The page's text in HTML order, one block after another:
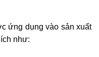
ứng dụng vào sản xuất
như: